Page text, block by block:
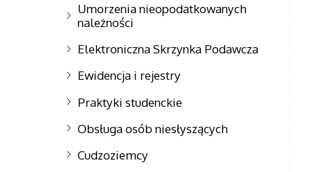
Umorzenia nieopodatkowanych
należności
Elektroniczna Skrzynka Podawcza
Ewidencja i rejestry
Praktyki studenckie
Obsługa osób niesłyszących
Cudzoziemcy